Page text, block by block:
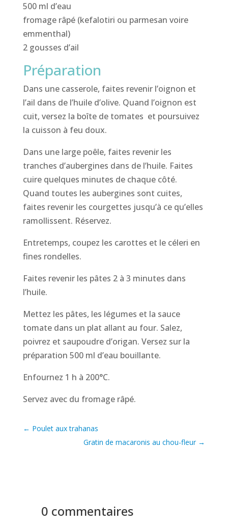
500 ml d’eau
fromage râpé (kefalotiri ou parmesan voire
emmenthal)
2 gousses d’ail
Préparation
Dans une casserole, faites revenir l’oignon et
l’ail dans de l’huile d’olive. Quand l’oignon est
cuit, versez la boîte de tomates et poursuivez
la cuisson à feu doux.
Dans une large poêle, faites revenir les
tranches d’aubergines dans de l’huile. Faites
cuire quelques minutes de chaque côté.
Quand toutes les aubergines sont cuites,
faites revenir les courgettes jusqu’à ce qu’elles
ramollissent. Réservez.
Entretemps, coupez les carottes et le céleri en
fines rondelles.
Faites revenir les pâtes 2 à 3 minutes dans
l’huile.
Mettez les pâtes, les légumes et la sauce
tomate dans un plat allant au four. Salez,
poivrez et saupoudre d’origan. Versez sur la
préparation 500 ml d’eau bouillante.
Enfournez 1 h à 200°C.
Servez avec du fromage râpé.
← Poulet aux trahanas
Gratin de macaronis au chou-fleur→
0 commentaires